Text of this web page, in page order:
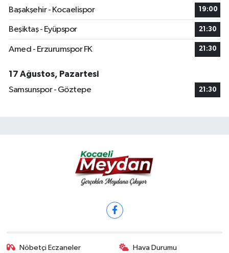
Başakşehir - Kocaelispor
19:00
Beşiktaş - Eyüpspor 21:30
Amed - Erzurumspor FK 21:30
17 Ağustos, Pazartesi
Samsunspor - Göztepe
21:30
Nöbetçi Eczaneler Hava Durumu